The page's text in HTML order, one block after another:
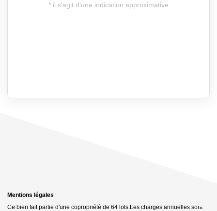
Mentions légales
Ce bien fait partie d'une copropriété de 64 lots.Les charges annuelles sont